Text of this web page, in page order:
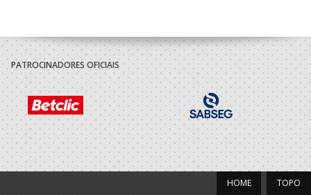
PATROCINADORES OFICIAIS
TOPO
HOME